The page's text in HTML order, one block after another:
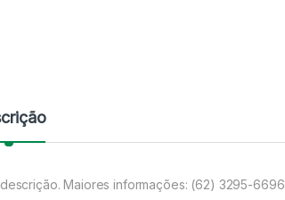
Maiores informações: (62) 3295-6696